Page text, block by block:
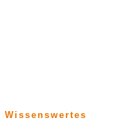
Wissenswertes